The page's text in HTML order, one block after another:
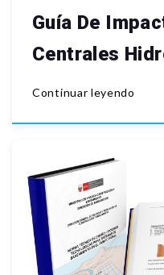
Guía De
Centrales
Continuar leyendo